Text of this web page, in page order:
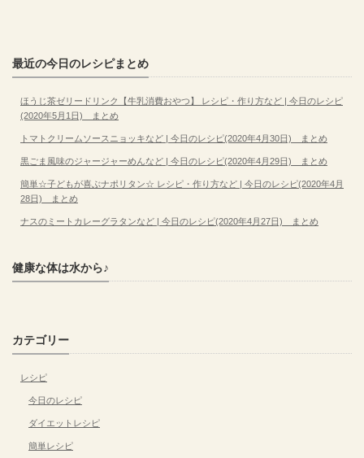
最近の今日のレシピまとめ
ほうじ茶ゼリードリンク【牛乳消費おやつ】 レシピ・作り方など | 今日のレシピ
(2020年5月1日) まとめ
トマトクリームソースニョッキなど | 今日のレシピ(2020年4月30日) まとめ
黒ごま風味のジャージャーめんなど | 今日のレシピ(2020年4月29日) まとめ
簡単☆子どもが喜ぶナポリタン☆ レシピ・作り方など | 今日のレシピ(2020年4月
28日) まとめ
ナスのミートカレーグラタンなど | 今日のレシピ(2020年4月27日) まとめ
健康な体は水から♪
カテゴリー
レシピ
今日のレシピ
ダイエットレシピ
簡単レシピ